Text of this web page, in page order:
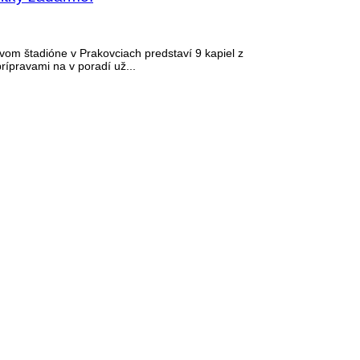
štadióne v Prakovciach predstaví 9 kapiel z
na v poradí už...